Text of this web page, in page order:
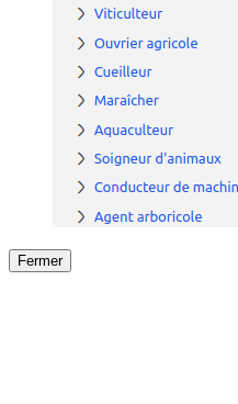
Fermer